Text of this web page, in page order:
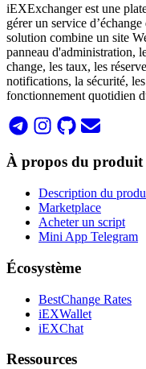
iEXExchanger est une
gérer un service
solution combine un site
panneau d'administration,
change, les taux, les
notifications, la sécurité,
fonctionnement quotidien
À propos du produit
Description du
Marketplace
Acheter un script
Mini App Telegram
Écosystème
BestChange Rates
iEXWallet
iEXChat
Ressources